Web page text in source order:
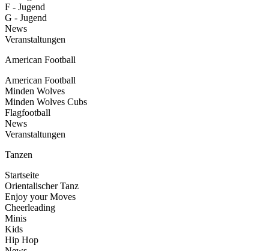
F - Jugend
G - Jugend
News
Veranstaltungen
American Football
American Football
Minden Wolves
Minden Wolves Cubs
Flagfootball
News
Veranstaltungen
Tanzen
Startseite
Orientalischer Tanz
Enjoy your Moves
Cheerleading
Minis
Kids
Hip Hop